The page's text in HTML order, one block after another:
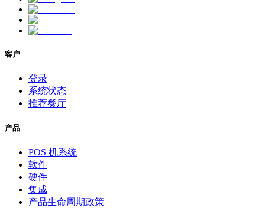
客户
登录
系统状态
推荐餐厅
产品
POS 机系统
软件
硬件
集成
产品生命周期政策